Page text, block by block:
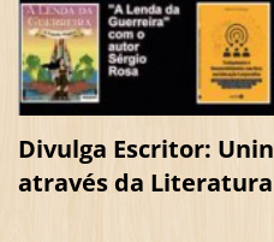
Divulga Escritor:
através da